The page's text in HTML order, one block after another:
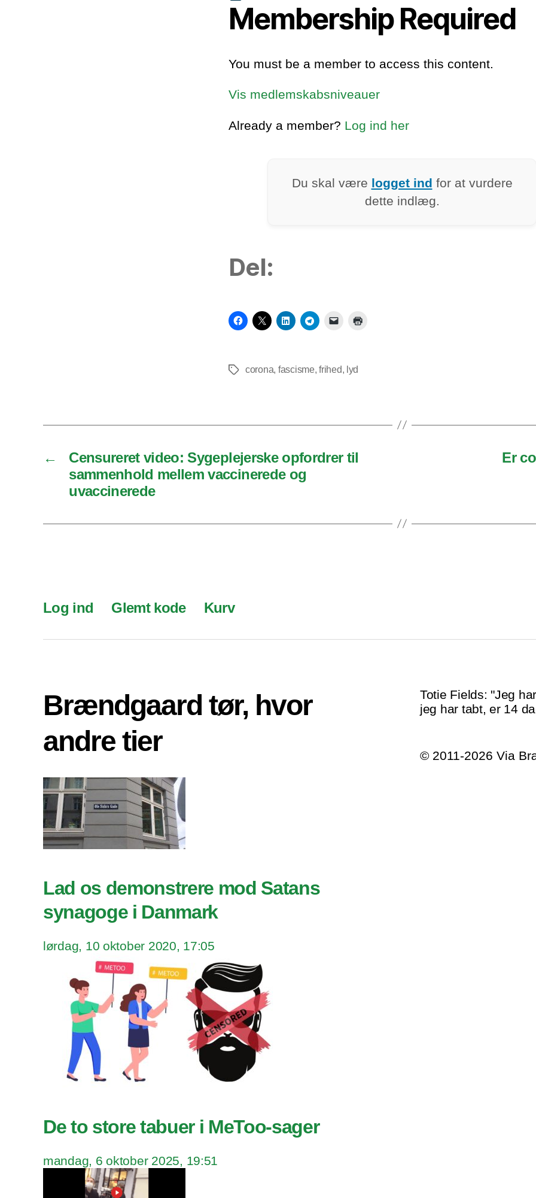
Membership Required
You must be a member to access this content.
Vis medlemskabsniveauer
Already a member? Log ind her
Du skal være logget ind for at vurdere
dette indlæg.
Del:
Tagscorona, fascisme,frihed, lyd
←
Censureret video: Sygeplejerske opfordrer til
sammenhold mellem vaccinerede og
uvaccinerede
Er
Log ind Glemt kode Kurv
Brændgaard tør, hvor
andre tier
Lad os demonstrere mod Satans
synagoge i Danmark
lørdag, 10 oktober 2020, 17:05
De to store tabuer i MeToo-sager
mandag, 6 oktober 2025, 19:51
Totie Fields: "Jeg
jeg har tabt, er 14
© 2011-2026 Via